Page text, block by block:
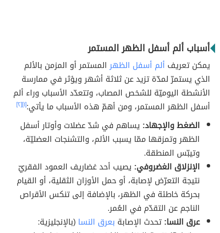
أسباب ألم أسفل الظهر المستمر
يمكن تعريف ألم أسفل الظهرالمستمر أو المزمن بالألم
الذي يستمرّ لمدّة تزيد عن ثلاثة أشهر ويؤثر في ممارسة
الأنشطة اليوميّة للشخص المصاب، وتتعدّد الأسباب وراء ألم
أسفل الظهر المستمر، ومن أهمّ هذه الأسباب ما يأتي:[١] [٢]
الضغط والإجهاد: يساهم في شدّ عضلات وأوتار أسفل
الظهر وتمزقها ممّا يسبب الألم، والتشنجات العضليّة،
وتيبّس المنطقة.
الإنزلاق الغضروفي: يصيب أحد غضاريف العمود الفقريّ
نتيجة التعرّض لإصابة، أو حمل الأوزان الثقلية، أو القيام
بحركة خاطئة في الظهر، بالإضافة إلى تنكس الأقراص
الناجم عن التقدّم في العُمر.
عرق النسا:تحدث الإصابة بعرق النسا(بالإنجليزية: